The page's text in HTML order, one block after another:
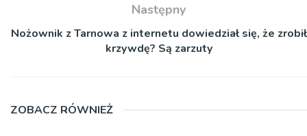
Następny
Nożownik z Tarnowa z internetu dowiedział się, że zrobił
krzywdę? Są zarzuty
ZOBACZ RÓWNIEŻ